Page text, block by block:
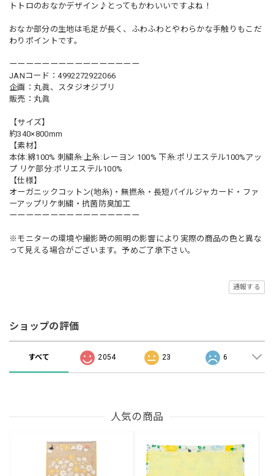
トトロのおなかデザイン♪とってもかわいいですよね！
おなか部分の生地は毛足が長く、ふわふわとやわらかな手触りもこだ
わりポイントです。
ーーーーーーーーーーーーーーーー
JANコード：4992272922066
企画：丸眞、スタジオジブリ
販売：丸眞
【サイズ】
約340×800mm
【素材】
本体:綿100% 刺繍糸:上糸:レーヨン 100% 下糸:ポリエステル100%アッ
プ リケ部分:ポリエステル100%
【仕様】
オーガニックコットン(地糸)・無撚糸・長短パイルジャカード・ファ
ーアップリケ刺繍・抗菌防臭加工
ーーーーーーーーーーーーーーーー
※モニターの環境や撮影時の照明の影響により実際の商品の色と異な
って見える場合がございます。予めご了承下さい。
通報する
ショップの評価
すべて 2054 23 6
人気の商品